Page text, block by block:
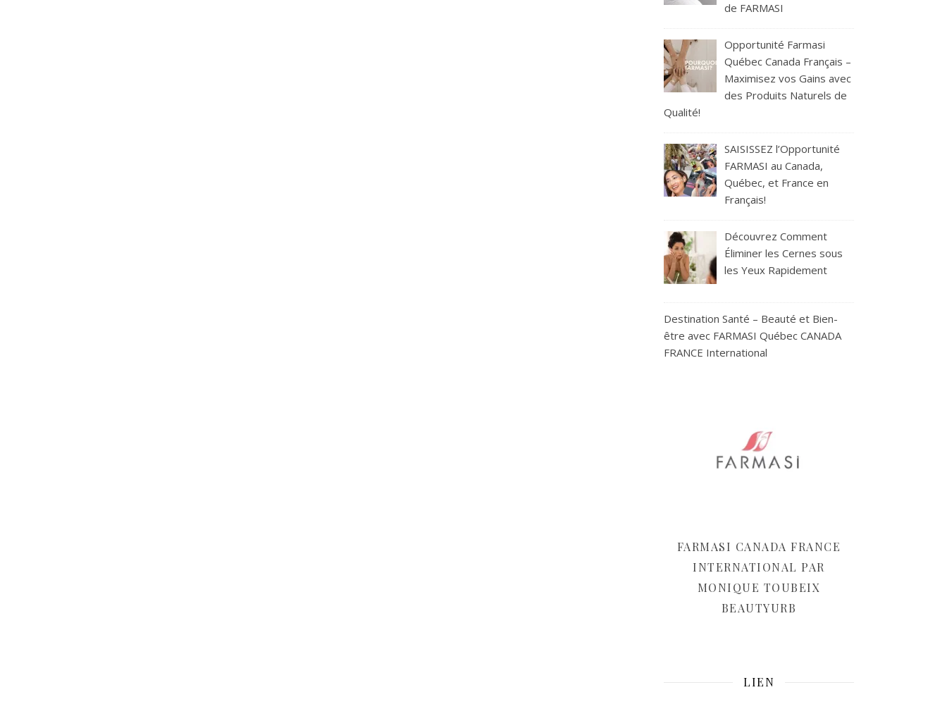
de FARMASI
Opportunité Farmasi
Québec Canada Français –
Maximisez vos Gains avec
des Produits Naturels de
Qualité!
SAISISSEZ l’Opportunité
FARMASI au Canada,
Québec, et France en
Français!
Découvrez Comment
Éliminer les Cernes sous
les Yeux Rapidement
Destination Santé – Beauté et Bien-
être avec FARMASI Québec CANADA
FRANCE International
FARMASI CANADA FRANCE
INTERNATIONAL PAR
MONIQUE TOUBEIX
BEAUTYURB
LIEN